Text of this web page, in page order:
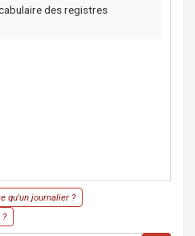
des registres
qu'un journalier ?